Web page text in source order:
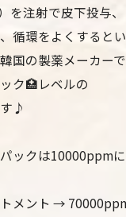
を注射で皮下投与、
循環をよくすると
国の製薬メーカーで
ク🏥レベルの
♪
ックは10000ppm
メント →